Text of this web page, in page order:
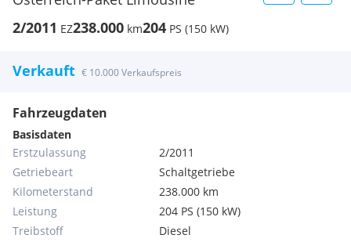
2/2011 EZ238.000 km204 PS (150 kW)
Verkauft € 10.000 Verkaufspreis
Fahrzeugdaten
Basisdaten
Erstzulassung
2/2011
Getriebeart
Schaltgetriebe
Kilometerstand
238.000 km
Leistung
204 PS (150 kW)
Treibstoff
Diesel